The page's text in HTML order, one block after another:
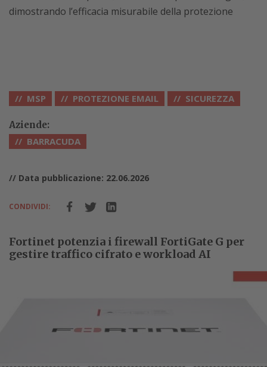
dimostrando l’efficacia misurabile della protezione
MSP PROTEZIONE EMAIL SICUREZZA
Aziende:
BARRACUDA
// Data pubblicazione: 22.06.2026
CONDIVIDI:
Fortinet potenzia i firewall FortiGate G per
gestire traffico cifrato e workload AI